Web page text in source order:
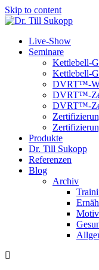
Skip to content
Live-Show
Seminare
Kettlebell-
Kettlebell-
DVRT™-
DVRT™-
DVRT™-
Produkte
Dr. Till Sukopp
Referenzen
Blog
Archiv